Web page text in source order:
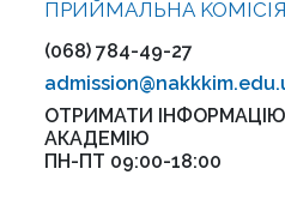
ПРИЙМАЛЬНА KOMІСІЯ
(068) 784-49-27
ОТРИМАТИ
АКАДЕМІЮ
ПН-ПТ 09:00-18:00